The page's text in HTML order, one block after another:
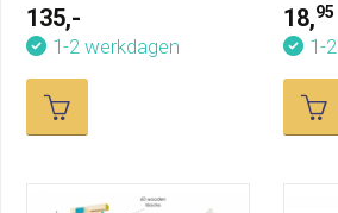
135,-
1-2 werkdagen
18,95
1-